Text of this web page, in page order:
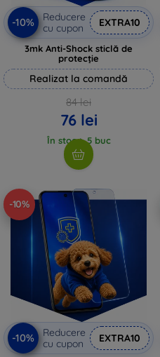
-10%
Reducere
cu cupon
EXTRA10
3mk Anti-Shock sticlă de
protecție
Realizat la comandă
84 lei
76 lei
În stoc > 5 buc
-10%
-10%
Reducere
cu cupon
EXTRA10